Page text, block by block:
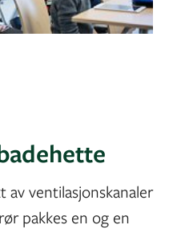
ventilasjonskanaler
pakkes en og en